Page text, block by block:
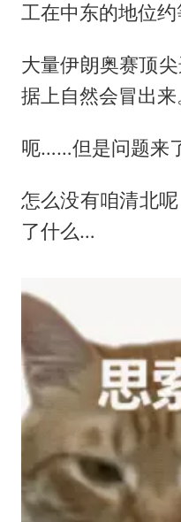
工在中东的地位约
大量伊朗奥赛顶
据上自然会冒出来
呃……但是问题来
怎么没有咱清北
了什么…